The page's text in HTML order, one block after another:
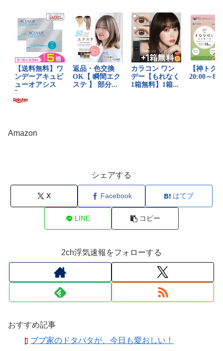
Amazon
シェアする
X Facebook はてブ
LINE コピー
2ch浮気速報をフォローする
おすすめ記事
ブブ家のドタバタが、今日も愛おしい！